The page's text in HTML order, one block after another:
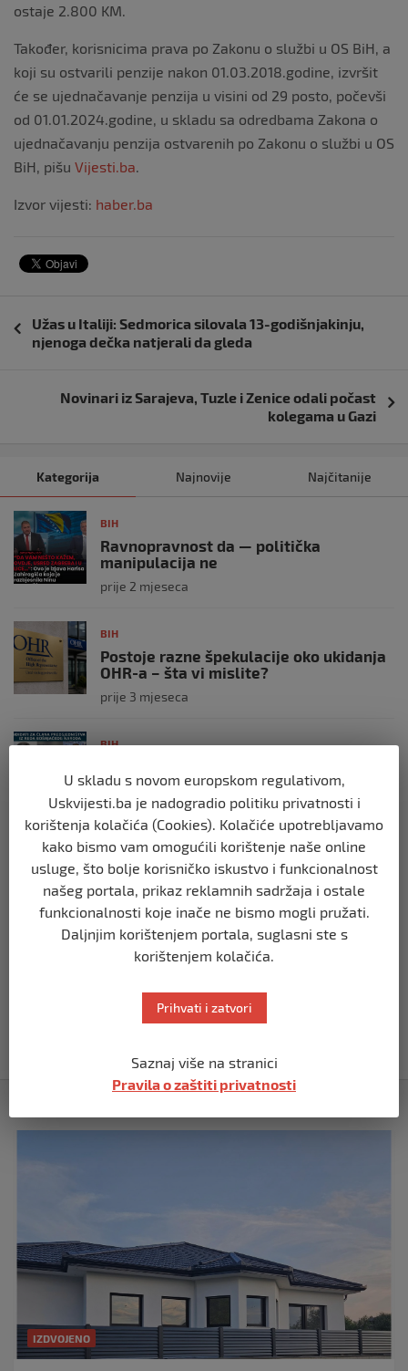
ostaje 2.800 KM.
Također, korisnicima prava po Zakonu o službi u OS BiH, a
koji su ostvarili penzije nakon 01.03.2018.godine, izvršit
će se ujednačavanje penzija u visini od 29 posto, počevši
od 01.01.2024.godine, u skladu sa odredbama Zakona o
ujednačavanju penzija ostvarenih po Zakonu o službi u OS
BiH, pišu Vijesti.ba
Izvor vijesti: haber.ba
objava
Užas u Italiji: Sedmorica silovala 13-godišnjakinju,
njenoga dečka natjerali da gleda
Novinari iz Sarajeva, Tuzle i Zenice odali počast
kolegama u Gazi
Kategorija Najnovije Najčitanije
BIH
Ravnopravnost da — politička
manipulacija ne
prije 2 mjeseca
BIH
Postoje razne špekulacije oko ukidanja
OHR-a – šta vi mislite?
prije 3 mjeseca
BIH
najveće šanse za povratak u
Predsjedništvo BiH
prije 3 mjeseca
BIH
Demantij Federalnog ministarstva
unutrašnjih poslova
prije 5 mjeseci
Akcija SIPA-e: Pretresaju se stambeni i
pomoćni objekti
IZDVOJENO
U skladu s novom europskom regulativom,
Uskvijesti.ba je nadogradio politiku privatnosti i
korištenja kolačića (Cookies). Kolačiće upotrebljavamo
kako bismo vam omogućili korištenje naše online
usluge, što bolje korisničko iskustvo i funkcionalnost
našeg portala, prikaz reklamnih sadržaja i ostale
funkcionalnosti koje inače ne bismo mogli pružati.
Daljnjim korištenjem portala, suglasni ste s
korištenjem kolačića.
Prihvati i zatvori
Saznaj više na stranici
Pravila o zaštiti privatnosti